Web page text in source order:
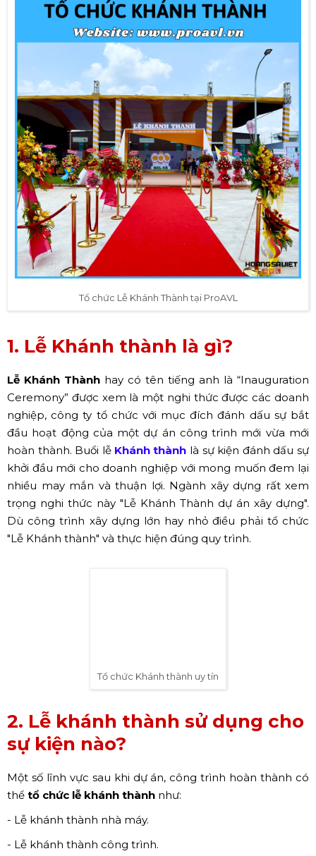
Tổ chức Lễ Khánh Thành tại ProAVL
1. Lễ Khánh thành là gì?
Lễ Khánh Thành hay có tên tiếng anh là “Inauguration
Ceremony” được xem là một nghi thức được các doanh
nghiệp, công ty tổ chức với mục đích đánh dấu sự bắt
đầu hoạt động của một dự án công trình mới vừa mới
hoàn thành. Buổi lễ Khánh thành là sự kiện đánh dấu sự
khởi đầu mới cho doanh nghiệp với mong muốn đem lại
nhiều may mắn và thuận lợi. Ngành xây dựng rất xem
trọng nghi thức này "Lễ Khánh Thành dự án xây dựng".
Dù công trình xây dựng lớn hay nhỏ điều phải tổ chức
"Lễ Khánh thành" và thực hiện đúng quy trình.
Tổ chức Khánh thành uy tín
2. Lễ khánh thành sử dụng cho
sự kiện nào?
Một số lĩnh vực sau khi dự án, công trình hoàn thành có
thể tổ chức lễ khánh thành như:
- Lễ khánh thành nhà máy.
- Lễ khánh thành công trình.